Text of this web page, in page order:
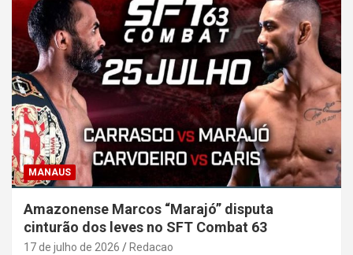
MANAUS
Amazonense Marcos “Marajó” disputa
cinturão dos leves no SFT Combat 63
17 de julho de 2026 Redacao